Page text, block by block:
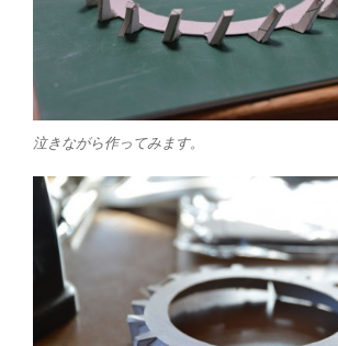
泣きながら作ってみます。